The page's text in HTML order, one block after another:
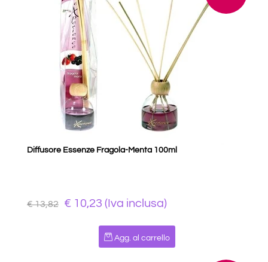
Diffusore Essenze Fragola-Menta 100ml
€ 13,82 € 10,23 (Iva inclusa)
Quantità
Agg. al carrello